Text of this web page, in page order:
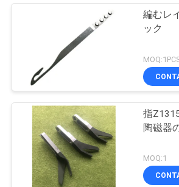
編むレ
ック
指
陶磁器
MOQ:1